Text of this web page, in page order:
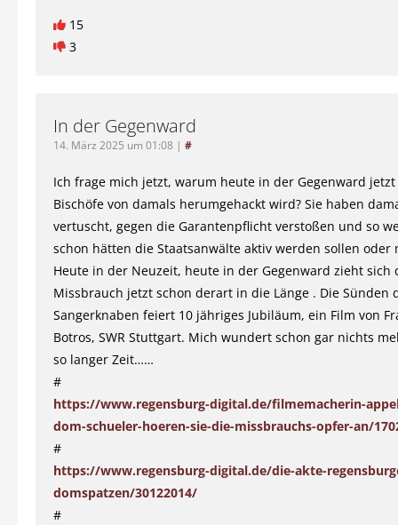
15
3
In der Gegenward
14. März 2025 um 01:08 | #
Ich frage mich jetzt, warum heute in der Gegenward
Bischöfe von damals herumgehackt wird? Sie haben
vertuscht, gegen die Garantenpflicht verstoßen und so
schon hätten die Staatsanwälte aktiv werden sollen oder
Heute in der Neuzeit, heute in der Gegenward zieht sich
Missbrauch jetzt schon derart in die Länge . Die Sünden
Sangerknaben feiert 10 jähriges Jubiläum, ein Film von
Botros, SWR Stuttgart. Mich wundert schon gar nichts
so langer Zeit……
#
https://www.regensburg-digital.de/filmemacherin-
dom-schueler-hoeren-sie-die-missbrauchs-opfer-an/
#
https://www.regensburg-digital.de/die-akte-
domspatzen/30122014/
#